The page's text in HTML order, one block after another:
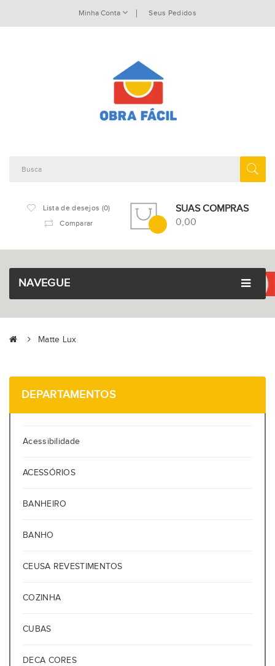
Minha Conta Seus Pedidos
Lista de desejos (0)
Comparar
SUAS COMPRAS
0,00
NAVEGUE
Matte Lux
DEPARTAMENTOS
Acessibilidade
ACESSÓRIOS
BANHEIRO
BANHO
CEUSA REVESTIMENTOS
COZINHA
CUBAS
DECA CORES